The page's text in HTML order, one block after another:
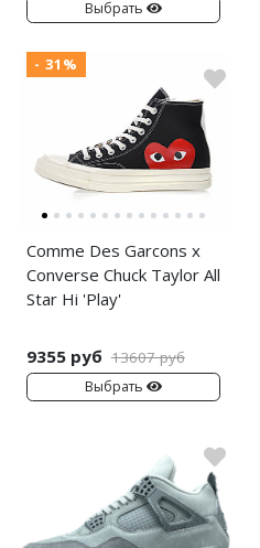
Выбрать
- 31%
Comme Des Garcons x
Converse Chuck Taylor All
Star Hi 'Play'
9355 руб 13607 руб
Выбрать